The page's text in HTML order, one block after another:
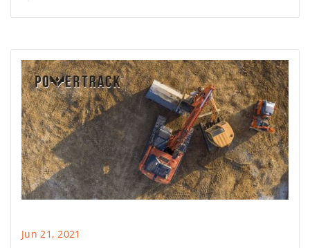
der Bergbautechnologie dar und gesellt sich zum
lange die Kategorie der ultra-schweren Bagger
dominiert hat.
Jun 21, 2021